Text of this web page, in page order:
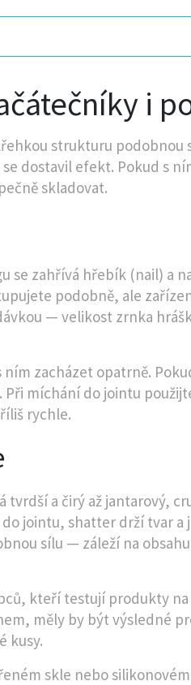
i
strukturu podobnou
dostavil efekt. Pokud s
skladovat.
se zahřívá hřebík (nail) a
podobně, ale
— velikost zrnka
zacházet opatrně.
míchání do jointu
rychle.
a čirý až jantarový,
jointu, shatter drží tvar a
sílu — záleží na
kteří testují produkty
měly by být výsledné
kusy.
skle nebo